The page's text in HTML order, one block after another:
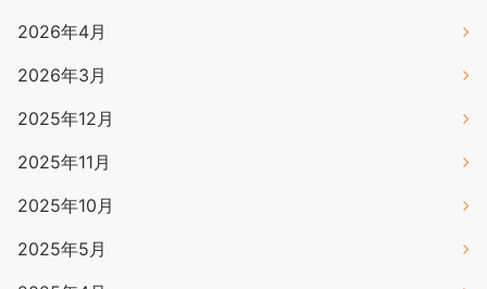
2026年4月
2026年3月
2025年12月
2025年11月
2025年10月
2025年5月